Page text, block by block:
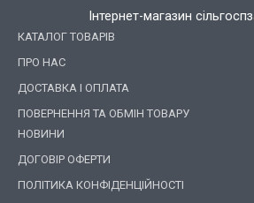
Інтернет-магазин
КАТАЛОГ ТОВАРІВ
ПРО НАС
ДОСТАВКА І ОПЛАТА
ПОВЕРНЕННЯ ТА ОБМІН ТОВАРУ
НОВИНИ
ДОГОВІР ОФЕРТИ
ПОЛІТИКА КОНФІДЕНЦІЙНОСТІ